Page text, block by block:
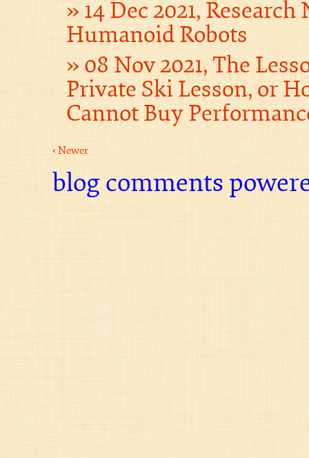
14 Dec 2021, Research
Humanoid Robots
08 Nov 2021, The
Private Ski Lesson, or
Cannot Buy
‹ Newer
blog comments